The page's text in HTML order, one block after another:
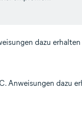
dazu
Anweisungen dazu